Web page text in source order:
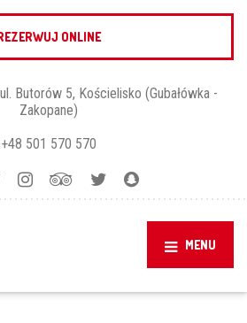
ONLINE
Butorów 5, Kościelisko (Gubałówka -
Zakopane)
+48 501 570 570
MENU